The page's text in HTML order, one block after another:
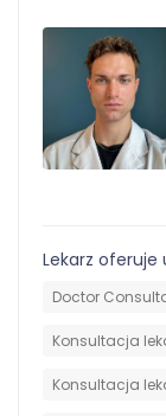
Lekarz oferuje
Doctor
Konsultacja
Konsultacja